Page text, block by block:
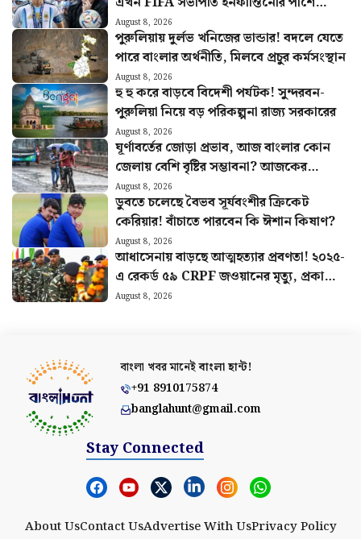
দাঁড়ালো মেসির আর্জেন্টিনা
August 8, 2026
পুরুলিয়ায় দুর্লভ খনিজের ভান্ডার! বদলে যেতে
পারে বাংলার অর্থনীতি, মিলবে প্রচুর কর্মসংস্থান
August 8, 2026
হু হু করে বাড়বে বিদেশী পর্যটক! সুন্দরবন-
পুরুলিয়া নিয়ে বড় পরিকল্পনা রাজ্য সরকারের
August 8, 2026
ঘূর্ণাবর্তের জোড়া প্রভাব, আজ বাংলার কোন
জেলায় বেশি বৃষ্টির সম্ভাবনা? আজকের
আবহাওয়ার খবর
August 8, 2026
ডুবতে চলেছে বৈভব সূর্যবংশীর ক্রিকেট
কেরিয়ার! বাঁচাতে পারবেন কি ঈশান কিষাণ?
August 8, 2026
আধাসেনায় বাড়ছে আত্মহত্যার প্রবণতা! ২০২৫-
এ রেকর্ড ৫৯ CRPF জওয়ানের মৃত্যু, প্রকাশ্যে
রিপোর্ট
August 8, 2026
বাংলা খবর মানেইবাংলা হান্ট!
+91 8910175874
banglahunt@gmail.com
Stay Connected
About UsContact UsAdvertise With UsPrivacy Policy